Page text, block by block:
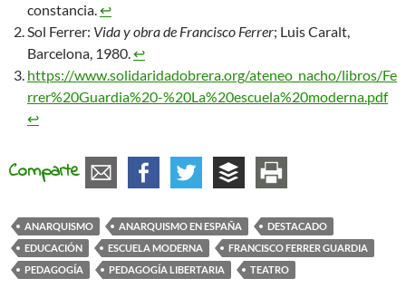
constancia.↩︎
Sol Ferrer: Vida y obra de Francisco Ferrer; Luis Caralt,
Barcelona, 1980.↩︎
https://www.solidaridadobrera.org/ateneo_nacho/libros/Fe
rrer%20Guardia%20-%20La%20escuela%20moderna.pdf
↩︎
Comparte
ANARQUISMO ANARQUISMO EN ESPAÑA
DESTACADO
EDUCACIÓN
ESCUELA MODERNA
FRANCISCO FERRER GUARDIA
PEDAGOGÍA
PEDAGOGÍA LIBERTARIA TEATRO